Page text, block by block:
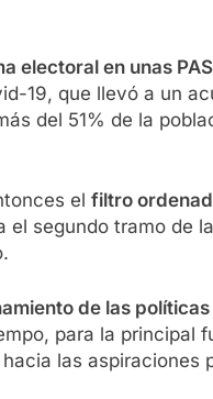
electoral en unas
19, que llevó a un
del 51% de la
el filtro
el segundo tramo de
de las
para la
las